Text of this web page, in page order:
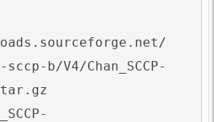
b/V4/Chan_SCCP-